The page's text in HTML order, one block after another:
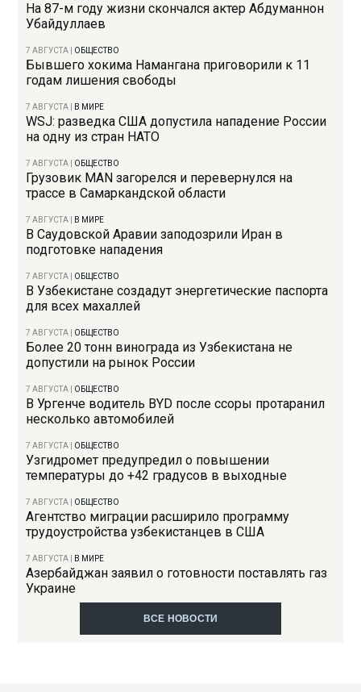
На 87-м году жизни скончался актер Абдуманнон
Убайдуллаев
7 АВГУСТА ОБЩЕСТВО
Бывшего хокима Намангана приговорили к 11
годам лишения свободы
7 АВГУСТА В МИРЕ
WSJ: разведка США допустила нападение России
на одну из стран НАТО
7 АВГУСТА ОБЩЕСТВО
Грузовик MAN загорелся и перевернулся на
трассе в Самаркандской области
7 АВГУСТА В МИРЕ
В Саудовской Аравии заподозрили Иран в
подготовке нападения
7 АВГУСТА ОБЩЕСТВО
В Узбекистане создадут энергетические паспорта
для всех махаллей
7 АВГУСТА ОБЩЕСТВО
Более 20 тонн винограда из Узбекистана не
допустили на рынок России
7 АВГУСТА ОБЩЕСТВО
В Ургенче водитель BYD после ссоры протаранил
несколько автомобилей
7 АВГУСТА ОБЩЕСТВО
Узгидромет предупредил о повышении
температуры до +42 градусов в выходные
7 АВГУСТА ОБЩЕСТВО
Агентство миграции расширило программу
трудоустройства узбекистанцев в США
7 АВГУСТА В МИРЕ
Азербайджан заявил о готовности поставлять газ
Украине
ВСЕ НОВОСТИ